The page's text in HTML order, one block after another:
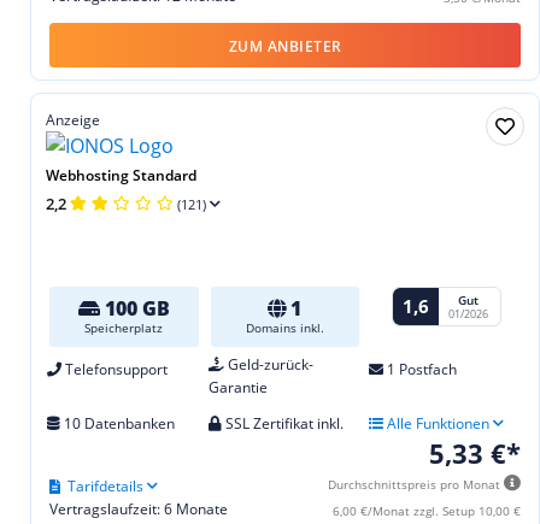
ZUM ANBIETER
Anzeige
Webhosting Standard
2,2 (121)
100 GB
Speicherplatz
1
Domains inkl.
1,6 Gut
01/2026
Telefonsupport
Geld-zurück-
Garantie
1 Postfach
10 Datenbanken SSL Zertifikat inkl. Alle Funktionen
5,33 €*
Durchschnittspreis pro Monat
6,00 €/Monat zzgl. Setup 10,00 €
Vertragslaufzeit: 6 Monate
Tarifdetails